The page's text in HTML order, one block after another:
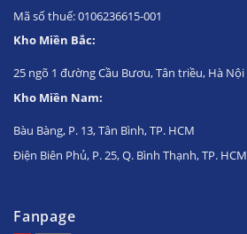
Mã số thuế: 0106236615-001
Kho Miền Bắc:
25 ngõ 1 đường Cầu Bươu, Tân triều, Hà Nội
Kho Miền Nam:
Bàu Bàng, P. 13, Tân Bình, TP. HCM
Điện Biên Phủ, P. 25, Q. Bình Thạnh, TP. HCM
Fanpage